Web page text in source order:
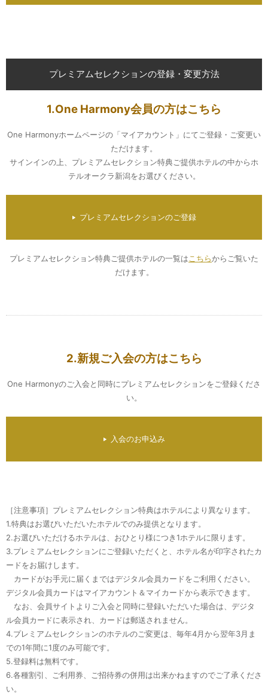
プレミアムセレクションの登録・変更方法
1.One Harmony会員の方はこちら
One Harmonyホームページの「マイアカウント」にてご登録・ご変更い
ただけます。
サインインの上、プレミアムセレクション特典ご提供ホテルの中からホ
テルオークラ新潟をお選びください。
プレミアムセレクションのご登録
プレミアムセレクション特典ご提供ホテルの一覧は こちらからご覧いた
だけます。
2.新規ご入会の方はこちら
One Harmonyのご入会と同時にプレミアムセレクションをご登録くださ
い。
入会のお申込み
［注意事項］プレミアムセレクション特典はホテルにより異なります。
1.特典はお選びいただいたホテルでのみ提供となります。
2.お選びいただけるホテルは、おひとり様につき1ホテルに限ります。
3.プレミアムセレクションにご登録いただくと、ホテル名が印字されたカ
ードをお届けします。
カードがお手元に届くまではデジタル会員カードをご利用ください。
デジタル会員カードはマイアカウント＆マイカードから表示できます。
なお、会員サイトよりご入会と同時に登録いただいた場合は、デジタ
ル会員カードに表示され、カードは郵送されません。
4.プレミアムセレクションのホテルのご変更は、毎年4月から翌年3月ま
での1年間に1度のみ可能です。
5.登録料は無料です。
6.各種割引、ご利用券、ご招待券の併用は出来かねますのでご了承くださ
い。